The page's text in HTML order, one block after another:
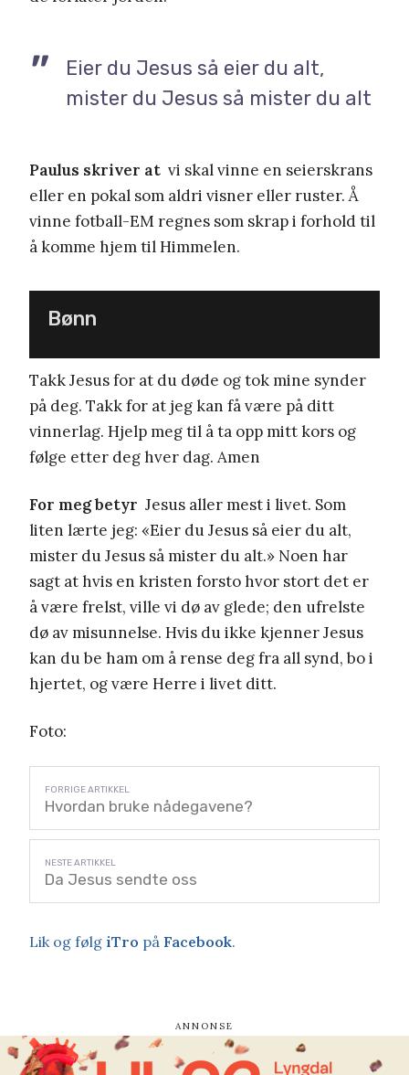
Eier du Jesus så eier du alt,
mister du Jesus så mister du alt
Paulus skriver at vi skal vinne en seierskrans
eller en pokal som aldri visner eller ruster. Å
vinne fotball-EM regnes som skrap i forhold til
å komme hjem til Himmelen.
Bønn
Takk Jesus for at du døde og tok mine synder
på deg. Takk for at jeg kan få være på ditt
vinnerlag. Hjelp meg til å ta opp mitt kors og
følge etter deg hver dag. Amen
For meg betyr Jesus aller mest i livet. Som
liten lærte jeg: «Eier du Jesus så eier du alt,
mister du Jesus så mister du alt.» Noen har
sagt at hvis en kristen forsto hvor stort det er
å være frelst, ville vi dø av glede; den ufrelste
dø av misunnelse. Hvis du ikke kjenner Jesus
kan du be ham om å rense deg fra all synd, bo i
hjertet, og være Herre i livet ditt.
Foto:
Hvordan bruke nådegavene?
Da Jesus sendte oss
Lik og følg iTro på Facebook.